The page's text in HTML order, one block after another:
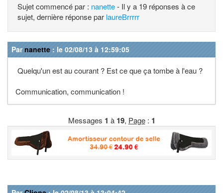
Sujet commencé par : nanette- Il y a 19 réponses à ce
sujet, dernière réponse par laureBrrrrr
Parnanette : le 02/08/13 à 12:59:05
Quelqu'un est au courant ? Est ce que ça tombe à l'eau ?
Communication, communication !
Messages 1 à 19, Page: 1